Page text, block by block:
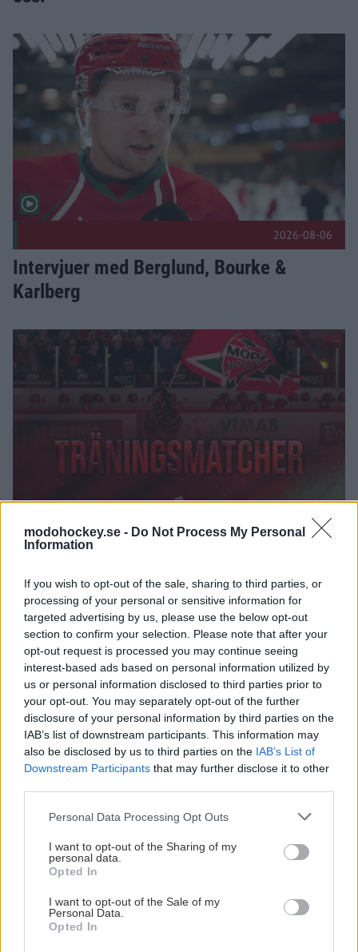
modohockey.se - Do Not Process My Personal
Information
If you wish to opt-out of the sale, sharing to third parties, or
processing of your personal or sensitive information for
targeted advertising by us, please use the below opt-out
section to confirm your selection. Please note that after your
opt-out request is processed you may continue seeing
interest-based ads based on personal information utilized by
us or personal information disclosed to third parties prior to
your opt-out. You may separately opt-out of the further
disclosure of your personal information by third parties on the
IAB’s list of downstream participants. This information may
also be disclosed by us to third parties on the IAB’s List of
Downstream Participants that may further disclose it to other
Please note that this website/app uses one or more Google
not limited to your visit or usage behaviour. You may click to
grant or deny consent to Google and its third-party tags to
use your data for below specified purposes in below Google
consent section.
Personal Data Processing Opt Outs
I want to opt-out of the Sharing of my
personal data.
Opted In
I want to opt-out of the Sale of my
Personal Data.
Opted In
Intervjuer med Berglund, Bourke & Karlberg Publicerad
2026-08-06
Intervjuer med Berglund, Bourke &
Karlberg
Så ser träningsmatchandet ut Publicerad 2026-08-05
2026-08-05
Nu släpper vi fler säsongskort! Publicerad 2026-08-04
Nu släpper vi fler säsongskort!